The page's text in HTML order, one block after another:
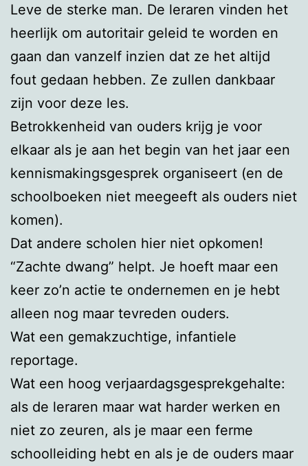
Leve de sterke man. De leraren vinden het
heerlijk om autoritair geleid te worden en
gaan dan vanzelf inzien dat ze het altijd
fout gedaan hebben. Ze zullen dankbaar
zijn voor deze les.
Betrokkenheid van ouders krijg je voor
elkaar als je aan het begin van het jaar een
kennismakingsgesprek organiseert (en de
schoolboeken niet meegeeft als ouders niet
komen).
Dat andere scholen hier niet opkomen!
“Zachte dwang” helpt. Je hoeft maar een
keer zo’n actie te ondernemen en je hebt
alleen nog maar tevreden ouders.
Wat een gemakzuchtige, infantiele
reportage.
Wat een hoog verjaardagsgesprekgehalte:
als de leraren maar wat harder werken en
niet zo zeuren, als je maar een ferme
schoolleiding hebt en als je de ouders maar